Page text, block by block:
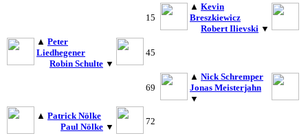
15
▲ Kevin
Breszkiewicz
Robert Ilievski ▼
▲ Peter
Liedhegener
Robin Schulte ▼
45
69
▲ Nick Schremper
Jonas Meisterjahn
▼
▲ Patrick Nölke
Paul Nölke ▼
72